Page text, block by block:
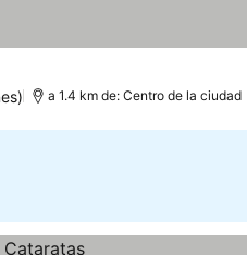
a 1.4 km de: Centro de la ciudad